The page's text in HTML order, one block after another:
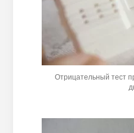
Отрицательный тест